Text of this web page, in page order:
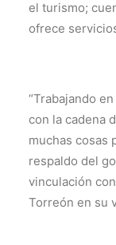
el turismo;
ofrece
“Trabajando
con la cadena
muchas cosas
respaldo del
vinculación
Torreón en su